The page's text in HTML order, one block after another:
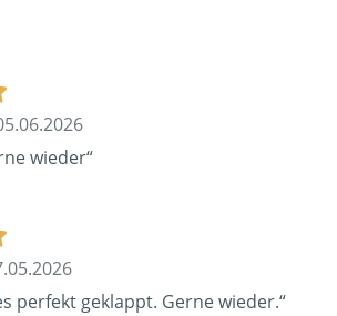
wieder“
perfekt geklappt. Gerne wieder.“